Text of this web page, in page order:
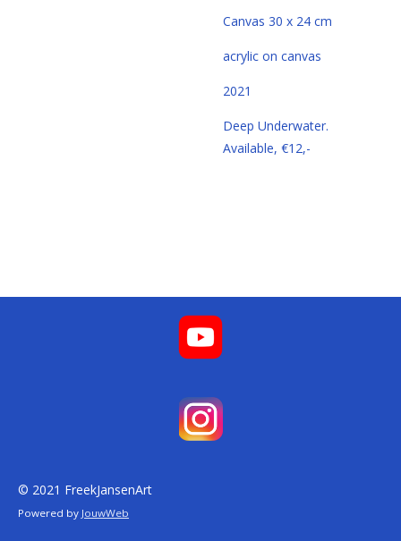
Canvas 30 x 24 cm
acrylic on canvas
2021
Deep Underwater.
Available, €12,-
© 2021 FreekJansenArt
Powered by JouwWeb